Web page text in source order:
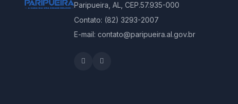
Paripueira, AL, CEP.57.935-000
Contato: (82) 3293-2007
E-mail: contato@paripueira.al.gov.br